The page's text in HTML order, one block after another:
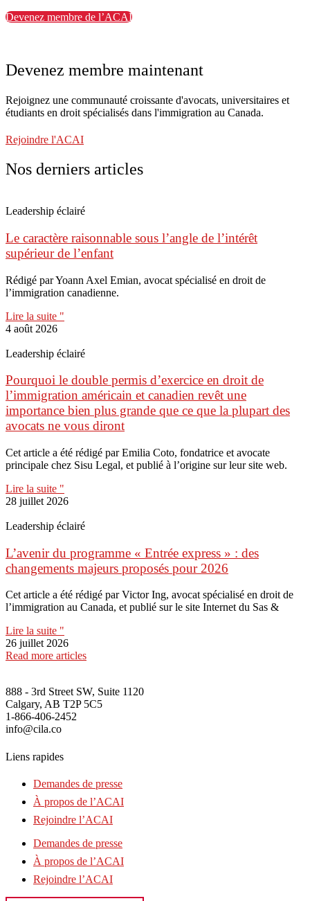
Devenez membre de l’ACAI
Devenez membre maintenant
Rejoignez une communauté croissante d'avocats, universitaires et
étudiants en droit spécialisés dans l'immigration au Canada.
Rejoindre l'ACAI
Nos derniers articles
Leadership éclairé
Le caractère raisonnable sous l’angle de l’intérêt
supérieur de l’enfant
Rédigé par Yoann Axel Emian, avocat spécialisé en droit de
l’immigration canadienne.
Lire la suite "
4 août 2026
Leadership éclairé
Pourquoi le double permis d’exercice en droit de
l’immigration américain et canadien revêt une
importance bien plus grande que ce que la plupart des
avocats ne vous diront
Cet article a été rédigé par Emilia Coto, fondatrice et avocate
principale chez Sisu Legal, et publié à l’origine sur leur site web.
Lire la suite "
28 juillet 2026
Leadership éclairé
L’avenir du programme « Entrée express » : des
changements majeurs proposés pour 2026
Cet article a été rédigé par Victor Ing, avocat spécialisé en droit de
l’immigration au Canada, et publié sur le site Internet du Sas &
Lire la suite "
26 juillet 2026
Read more articles
888 - 3rd Street SW, Suite 1120
Calgary, AB T2P 5C5
1-866-406-2452
info@cila.co
Liens rapides
Demandes de presse
À propos de l’ACAI
Rejoindre l’ACAI
Demandes de presse
À propos de l’ACAI
Rejoindre l’ACAI